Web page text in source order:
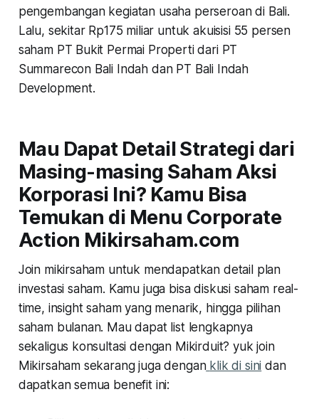
pengembangan kegiatan usaha perseroan di Bali.
Lalu, sekitar Rp175 miliar untuk akuisisi 55 persen
saham PT Bukit Permai Properti dari PT
Summarecon Bali Indah dan PT Bali Indah
Development.
Mau Dapat Detail Strategi dari
Masing-masing Saham Aksi
Korporasi Ini? Kamu Bisa
Temukan di Menu Corporate
Action Mikirsaham.com
Join mikirsaham untuk mendapatkan detail plan
investasi saham. Kamu juga bisa diskusi saham real-
time, insight saham yang menarik, hingga pilihan
saham bulanan. Mau dapat list lengkapnya
sekaligus konsultasi dengan Mikirduit? yuk join
Mikirsaham sekarang juga dengan klik di sini dan
dapatkan semua benefit ini: